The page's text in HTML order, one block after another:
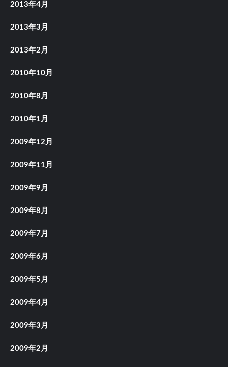
2013年4月
2013年3月
2013年2月
2010年10月
2010年8月
2010年1月
2009年12月
2009年11月
2009年9月
2009年8月
2009年7月
2009年6月
2009年5月
2009年4月
2009年3月
2009年2月